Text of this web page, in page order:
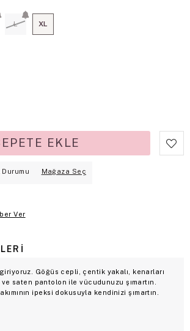
L XL
Mağaza Seç
Ver
Göğüs cepli, çentik yakalı, kenarları
saten pantolon ile vücudunuzu şımartın.
ipeksi dokusuyla kendinizi şımartın.